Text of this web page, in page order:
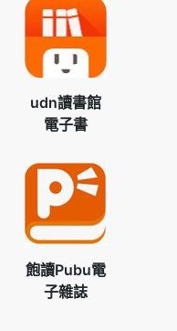
udn讀書館
電子書
飽讀Pubu電
子雜誌